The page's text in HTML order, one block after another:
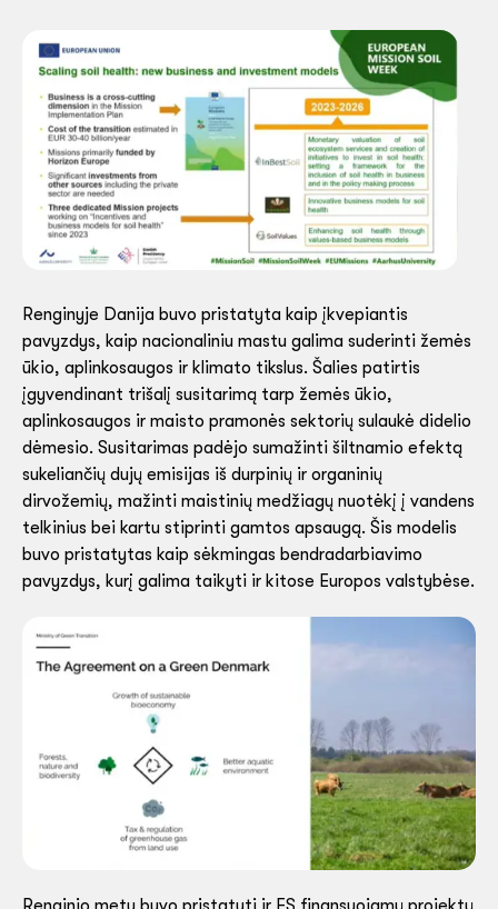
Renginyje Danija buvo pristatyta kaip įkvepiantis
pavyzdys, kaip nacionaliniu mastu galima suderinti žemės
ūkio, aplinkosaugos ir klimato tikslus. Šalies patirtis
įgyvendinant trišalį susitarimą tarp žemės ūkio,
aplinkosaugos ir maisto pramonės sektorių sulaukė didelio
dėmesio. Susitarimas padėjo sumažinti šiltnamio efektą
sukeliančių dujų emisijas iš durpinių ir organinių
dirvožemių, mažinti maistinių medžiagų nuotėkį į vandens
telkinius bei kartu stiprinti gamtos apsaugą. Šis modelis
buvo pristatytas kaip sėkmingas bendradarbiavimo
pavyzdys, kurį galima taikyti ir kitose Europos valstybėse.